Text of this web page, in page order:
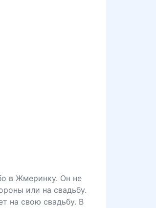
в Жмеринку. Он не
или на свадьбу.
на свою свадьбу. В